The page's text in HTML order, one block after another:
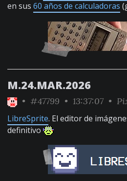
en sus 60 años de calculadoras
M.24.MAR.2026
• #47799 • 13:37:07 •
LibreSprite. El editor de
definitivo